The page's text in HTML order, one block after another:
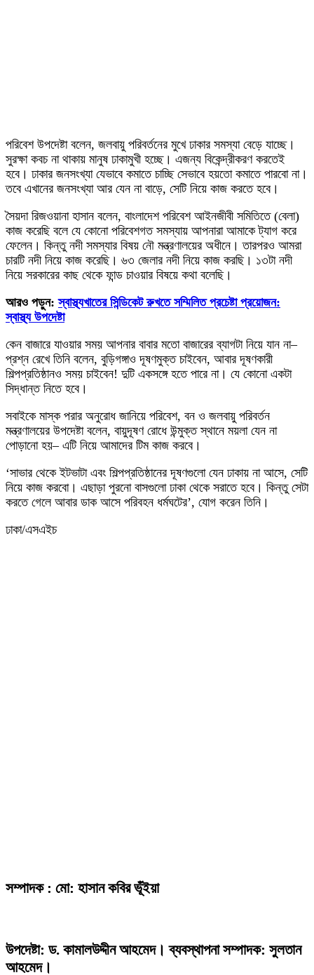
পরিবেশ উপদেষ্টা বলেন, জলবায়ু পরিবর্তনের মুখে ঢাকার সমস্যা বেড়ে যাচ্ছে।
সুরক্ষা কবচ না থাকায় মানুষ ঢাকামুখী হচ্ছে। এজন্য বিকেন্দ্রীকরণ করতেই
হবে। ঢাকার জনসংখ্যা যেভাবে কমাতে চাচ্ছি সেভাবে হয়তো কমাতে পারবো না।
তবে এখানের জনসংখ্যা আর যেন না বাড়ে, সেটি নিয়ে কাজ করতে হবে।
সৈয়দা রিজওয়ানা হাসান বলেন, বাংলাদেশ পরিবেশ আইনজীবী সমিতিতে (বেলা)
কাজ করেছি বলে যে কোনো পরিবেশগত সমস্যায় আপনারা আমাকে ট্যাগ করে
ফেলেন। কিন্তু নদী সমস্যার বিষয় নৌ মন্ত্রণালয়ের অধীনে। তারপরও আমরা
চারটি নদী নিয়ে কাজ করেছি। ৬৩ জেলার নদী নিয়ে কাজ করছি। ১৩টা নদী
নিয়ে সরকারের কাছ থেকে ফান্ড চাওয়ার বিষয়ে কথা বলেছি।
আরও পড়ুন:স্বাস্থ্যখাতের সিন্ডিকেট রুখতে সম্মিলিত প্রচেষ্টা প্রয়োজন:
স্বাস্থ্য উপদেষ্টা
কেন বাজারে যাওয়ার সময় আপনার বাবার মতো বাজারের ব্যাগটা নিয়ে যান না–
প্রশ্ন রেখে তিনি বলেন, বুড়িগঙ্গাও দূষণমুক্ত চাইবেন, আবার দূষণকারী
শিল্পপ্রতিষ্ঠানও সময় চাইবেন! দুটি একসঙ্গে হতে পারে না। যে কোনো একটা
সিদ্ধান্ত নিতে হবে।
সবাইকে মাস্ক পরার অনুরোধ জানিয়ে পরিবেশ, বন ও জলবায়ু পরিবর্তন
মন্ত্রণালয়ের উপদেষ্টা বলেন, বায়ুদূষণ রোধে উন্মুক্ত স্থানে ময়লা যেন না
পোড়ানো হয়– এটি নিয়ে আমাদের টিম কাজ করবে।
‘সাভার থেকে ইটভাটা এবং শিল্পপ্রতিষ্ঠানের দূষণগুলো যেন ঢাকায় না আসে, সেটি
নিয়ে কাজ করবো। এছাড়া পুরনো বাসগুলো ঢাকা থেকে সরাতে হবে। কিন্তু সেটা
করতে গেলে আবার ডাক আসে পরিবহন ধর্মঘটের’, যোগ করেন তিনি।
ঢাকা/এসএইচ
সম্পাদক : মো: হাসান কবির ভূঁইয়া
উপদেষ্টা: ড. কামালউদ্দীন আহমেদ। ব্যবস্থাপনা সম্পাদক: সুলতান
আহমেদ।